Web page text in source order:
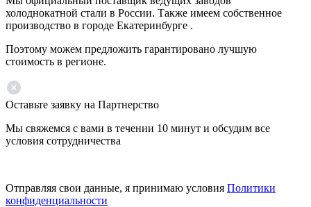
холоднокатной стали в России. Также имеем собственное
производство в городе Екатеринбурге .
Поэтому можем предложить гарантировано лучшую
стоимость в регионе.
Оставьте заявку на Партнерство
Мы свяжемся с вами в течении 10 минут и обсудим все
условия сотрудничества
Отправляя свои данные, я принимаю условия Политики
конфиденциальности